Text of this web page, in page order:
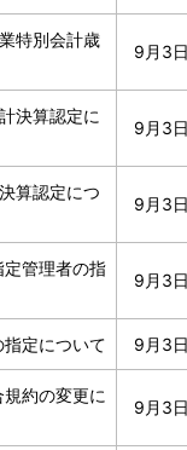
特別会計歳
9月3
決算認定に
9月3
算認定につ
9月3
管理者の指
9月3
定について 9月3
約の変更に
9月3